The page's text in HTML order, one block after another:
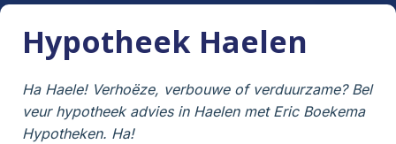
Hypotheek Haelen
Ha Haele! Verhoëze, verbouwe of verduurzame? Bel
veur hypotheek advies in Haelen met Eric Boekema
Hypotheken. Ha!